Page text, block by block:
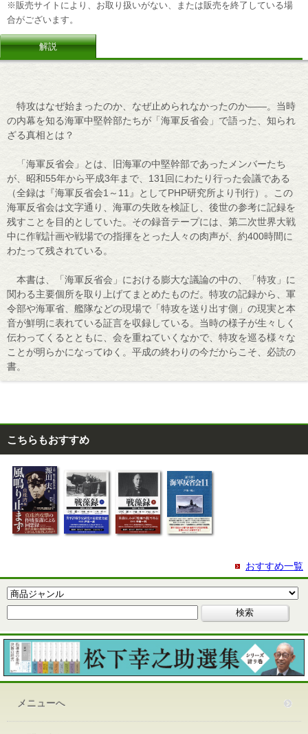
※販売サイトにより、お取り扱いがない、または販売を終了している場
合がございます。
解説
特攻はなぜ始まったのか、なぜ止められなかったのか――。当時
の内幕を知る海軍中堅幹部たちが「海軍反省会」で語った、知られ
ざる真相とは？
「海軍反省会」とは、旧海軍の中堅幹部であったメンバーたち
が、昭和55年から平成3年まで、131回にわたり行った会議である
（全録は『海軍反省会1～11』としてPHP研究所より刊行）。この
海軍反省会は文字通り、海軍の失敗を検証し、後世の参考に記録を
残すことを目的としていた。その録音テープには、第二次世界大戦
中に作戦計画や戦場での指揮をとった人々の肉声が、約400時間に
わたって残されている。
本書は、「海軍反省会」における膨大な議論の中の、「特攻」に
関わる主要個所を取り上げてまとめたものだ。特攻の記録から、軍
令部や海軍省、艦隊などの現場で「特攻を送り出す側」の現実と本
音が鮮明に表れている証言を収録している。当時の様子が生々しく
伝わってくるとともに、会を重ねていくなかで、特攻を巡る様々な
ことが明らかになってゆく。平成の終わりの今だからこそ、必読の
書。
こちらもおすすめ
おすすめ一覧
メニューへ